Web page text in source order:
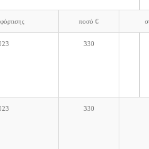
ποσό €
330
330